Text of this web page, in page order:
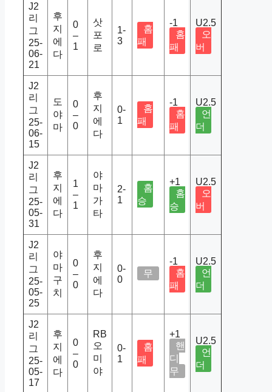
J2
리
그
25-
06-
21
후
지
에
다
0
–
1
삿
포
로
1-
3
홈
패
-1
홈
패
U2.5
오
버
J2
리
그
25-
06-
15
도
야
마
0
–
0
후
지
에
다
0-
1
홈
패
-1
홈
패
U2.5
언
더
J2
리
그
25-
05-
31
후
지
에
다
1
–
1
야
마
가
타
2-
1
홈
승
+1
홈
승
U2.5
오
버
J2
리
그
25-
05-
25
야
마
구
치
0
–
0
후
지
에
다
0-
0
무
-1
홈
패
U2.5
언
더
J2
리
그
25-
05-
17
후
지
에
다
0
–
0
RB
오
미
야
0-
1
홈
패
+1
핸
디
무
U2.5
언
더